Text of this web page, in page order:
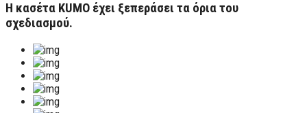
Η κασέτα KUMO έχει ξεπεράσει τα όρια του
σχεδιασμού.